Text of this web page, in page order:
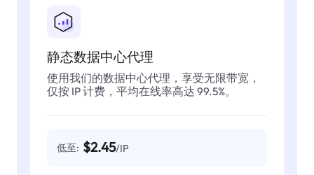
静态数据中心代理
使用我们的数据中心代理，享受无限带宽，
仅按 IP 计费，平均在线率高达 99.5%。
低至: $2.45/IP